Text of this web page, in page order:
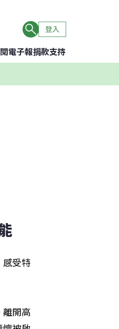
登入
電子報捐款支持
感受特
開高